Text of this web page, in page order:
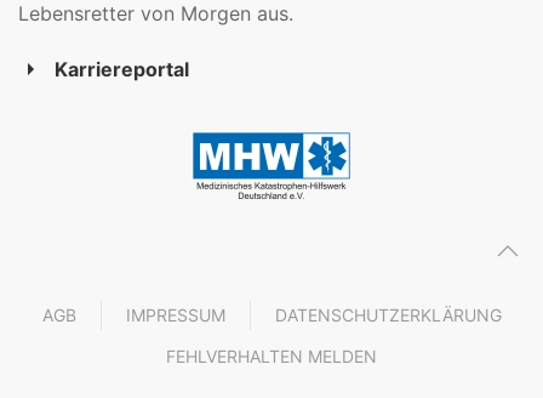
Lebensretter von Morgen aus.
Karriereportal
AGB IMPRESSUM
DATENSCHUTZERKLÄRUNG
FEHLVERHALTEN MELDEN